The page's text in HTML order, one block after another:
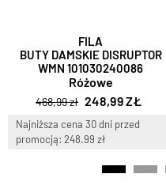
FILA
BUTY DAMSKIE DISRUPTOR
WMN 101030240086
Różowe
468,99 zł 248,99 ZŁ
Najniższa cena 30 dni przed
promocją: 248.99 zł